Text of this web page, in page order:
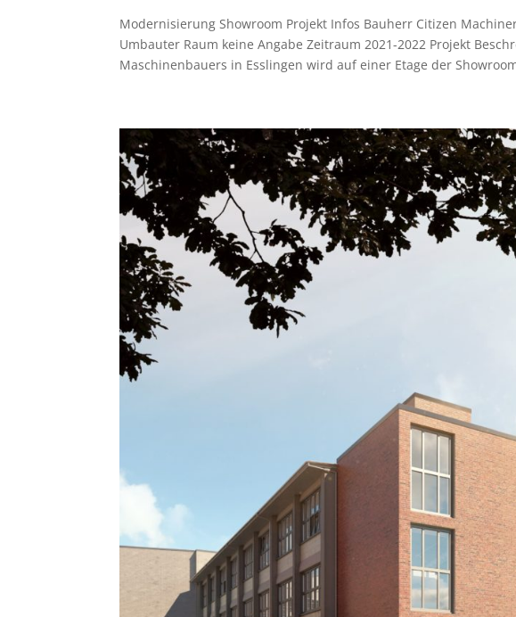
Modernisierung Showroom Projekt Infos Bauherr Citizen
Umbauter Raum keine Angabe Zeitraum 2021-2022 Projekt
Maschinenbauers in Esslingen wird auf einer Etage der